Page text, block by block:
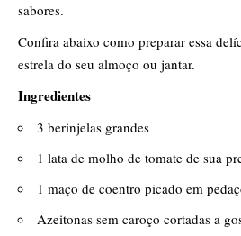
sabores.
​Confira abaixo como preparar essa
estrela do seu almoço ou jantar.
Ingredientes
​3 berinjelas grandes
​1 lata de molho de tomate de sua
​1 maço de coentro picado em
​Azeitonas sem caroço cortadas a